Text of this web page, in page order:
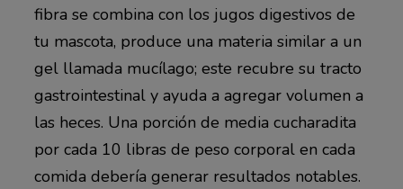
fibra se combina con los jugos digestivos de
tu mascota, produce una materia similar a un
gel llamada mucílago; este recubre su tracto
gastrointestinal y ayuda a agregar volumen a
las heces. Una porción de media cucharadita
por cada 10 libras de peso corporal en cada
comida debería generar resultados notables.